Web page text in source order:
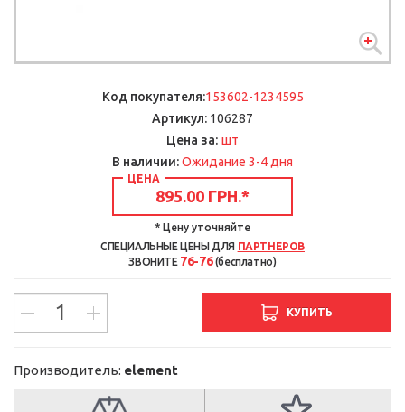
Код покупателя:153602-1234595
Артикул: 106287
Цена за: шт
В наличии:Ожидание 3-4 дня
ЦЕНА
895.00 ГРН.*
* Цену уточняйте
СПЕЦИАЛЬНЫЕ ЦЕНЫ ДЛЯ ПАРТНЕРОВ
ЗВОНИТЕ 76-76(бесплатно)
КУПИТЬ
Производитель: element